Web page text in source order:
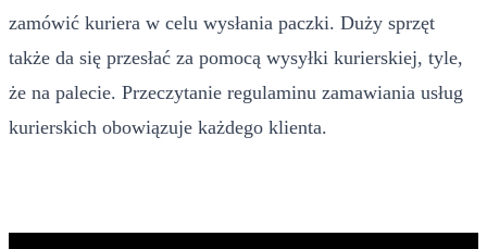
zamówić kuriera w celu wysłania paczki. Duży sprzęt
także da się przesłać za pomocą wysyłki kurierskiej, tyle,
że na palecie. Przeczytanie regulaminu zamawiania usług
kurierskich obowiązuje każdego klienta.